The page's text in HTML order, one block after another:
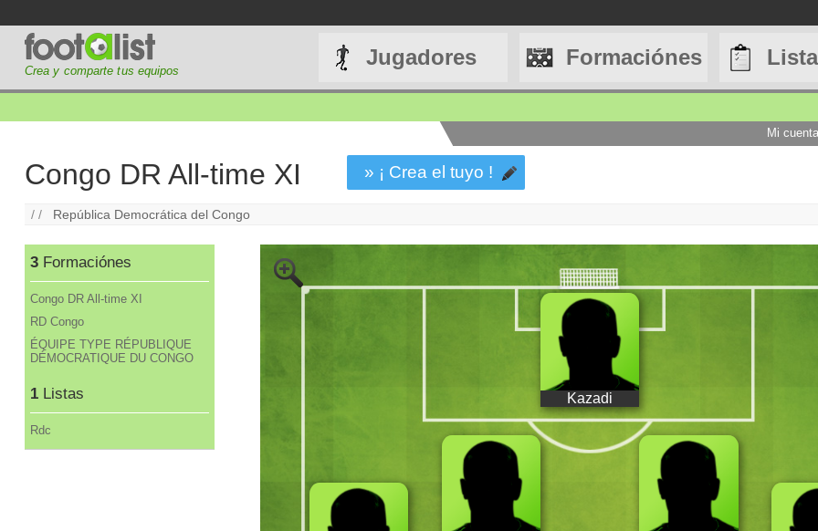
Crea y comparte tus equipos
Jugadores Formaciónes
Mi
Congo DR All-time XI » ¡ Crea el tuyo !
/ / República Democrática del Congo
3 Formaciónes
Congo DR All-time XI
RD Congo
ÉQUIPE TYPE RÉPUBLIQUE
DÉMOCRATIQUE DU CONGO
1 Listas
Rdc
Kazadi